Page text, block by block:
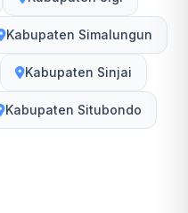
Kabupaten Simalungun
Kabupaten Sinjai
Kabupaten Situbondo